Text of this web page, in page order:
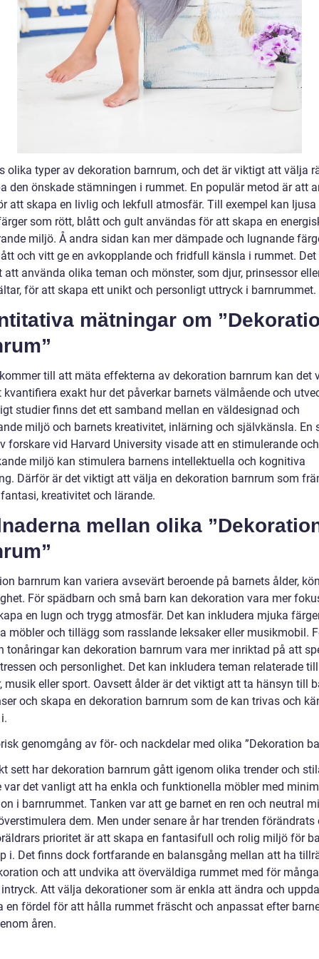
olika typer av dekoration barnrum, och det är viktigt att välja
den önskade stämningen i rummet. En populär metod är att
att skapa en livlig och lekfull atmosfär. Till exempel kan ljusa
som rött, blått och gult användas för att skapa en
miljö. Å andra sidan kan mer dämpade och lugnande
och vitt ge en avkopplande och fridfull känsla i rummet. Det
att använda olika teman och mönster, som djur, prinsessor
för att skapa ett unikt och personligt uttryck i barnrummet.
mätningar om
till att mäta effekterna av dekoration barnrum kan det
kvantifiera exakt hur det påverkar barnets välmående och
studier finns det ett samband mellan en väldesignad och
miljö och barnets kreativitet, inlärning och självkänsla. En
forskare vid Harvard University visade att en stimulerande och
miljö kan stimulera barnens intellektuella och kognitiva
Därför är det viktigt att välja en dekoration barnrum som
kreativitet och lärande.
mellan olika
barnrum kan variera avsevärt beroende på barnets ålder,
För spädbarn och små barn kan dekoration vara mer
en lugn och trygg atmosfär. Det kan inkludera mjuka
möbler och tillägg som rasslande leksaker eller musikmobil.
tonåringar kan dekoration barnrum vara mer inriktad på att
och personlighet. Det kan inkludera teman relaterade till
musik eller sport. Oavsett ålder är det viktigt att ta hänsyn till
och skapa en dekoration barnrum som de kan trivas och
genomgång av för- och nackdelar med olika ”Dekoration
sett har dekoration barnrum gått igenom olika trender och
var det vanligt att ha enkla och funktionella möbler med
i barnrummet. Tanken var att ge barnet en ren och neutral
dem. Men under senare år har trenden förändrats
prioritet är att skapa en fantasifull och rolig miljö för
i. Det finns dock fortfarande en balansgång mellan att ha
och att undvika att överväldiga rummet med för många
Att välja dekorationer som är enkla att ändra och
en fördel för att hålla rummet fräscht och anpassat efter
åren.